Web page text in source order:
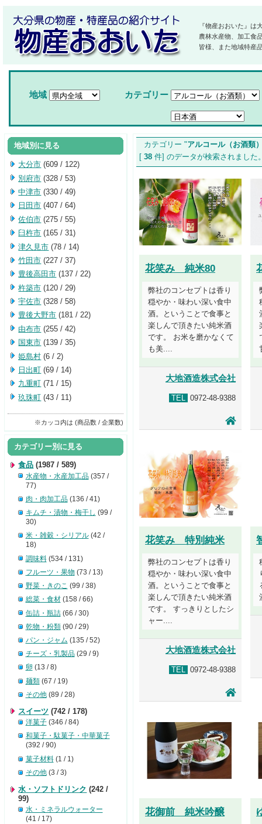
『物産おおいた』は
農林水産物、加工食
皆様、また地域特産
地域 カテゴリー
カテゴリー "アルコール（お酒類
[ 38 件] のデータが検索されま
花笑み 純米80
弊社のコンセプトは香り
穏やか・味わい深い食中
酒。ということで食事と
楽しんで頂きたい純米酒
です。 お米を磨かなくて
も美....
大地酒造株式会社
TEL 0972-48-9388
花笑み 特別純米
弊社のコンセプトは香り
穏やか・味わい深い食中
酒。ということで食事と
楽しんで頂きたい純米酒
です。 すっきりとしたシ
ャー....
大地酒造株式会社
TEL 0972-48-9388
花御前 純米吟醸
地域別に見る
大分市 (609 / 122)
別府市 (328 / 53)
中津市 (330 / 49)
日田市 (407 / 64)
佐伯市 (275 / 55)
臼杵市 (165 / 31)
津久見市 (78 / 14)
竹田市 (227 / 37)
豊後高田市 (137 / 22)
杵築市 (120 / 29)
宇佐市 (328 / 58)
豊後大野市 (181 / 22)
由布市 (255 / 42)
国東市 (139 / 35)
姫島村 (6 / 2)
日出町 (69 / 14)
九重町 (71 / 15)
玖珠町 (43 / 11)
※カッコ内は (商品数 / 企業数)
カテゴリー別に見る
食品 (1987 / 589)
水産物・水産加工品(357 /
77)
肉・肉加工品(136 / 41)
キムチ・漬物・梅干し (99 /
30)
米・雑穀・シリアル(42 /
18)
調味料(534 / 131)
フルーツ・果物 (73 / 13)
野菜・きのこ (99 / 38)
総菜・食材(158 / 66)
缶詰・瓶詰(66 / 30)
乾物・粉類(90 / 29)
パン・ジャム (135 / 52)
チーズ・乳製品(29 / 9)
卵 (13 / 8)
麺類(67 / 19)
その他(89 / 28)
スイーツ (742 / 178)
洋菓子(346 / 84)
和菓子・駄菓子・中華菓子
(392 / 90)
菓子材料(1 / 1)
その他(3 / 3)
水・ソフトドリンク (242 /
99)
水・ミネラルウォーター
(41 / 17)